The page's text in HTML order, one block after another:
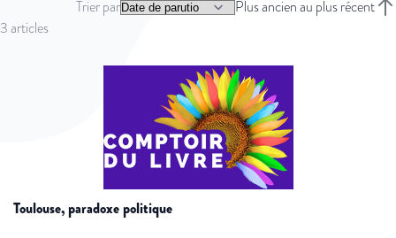
3articles
Trier par
Plus ancien au plus récent
toulouse, paradoxe politique